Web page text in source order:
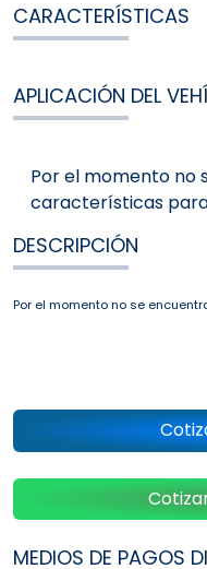
CARACTERÍSTICAS
APLICACIÓN DEL
Por el momento no
características
DESCRIPCIÓN
Por el momento no se
MEDIOS DE PAGOS